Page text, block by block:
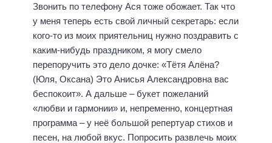
Звонить по телефону Ася тоже обожает. Так что
у меня теперь есть свой личный секретарь: если
кого-то из моих приятельниц нужно поздравить с
каким-нибудь праздником, я могу смело
перепоручить это дело дочке: «Тётя Алёна?
(Юля, Оксана) Это Анисья Александровна вас
беспокоит». А дальше – букет пожеланий
«любви и гармонии» и, непременно, концертная
программа – у неё большой репертуар стихов и
песен, на любой вкус. Попросить развлечь моих